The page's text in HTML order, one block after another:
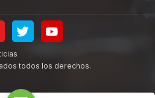
todos los derechos.